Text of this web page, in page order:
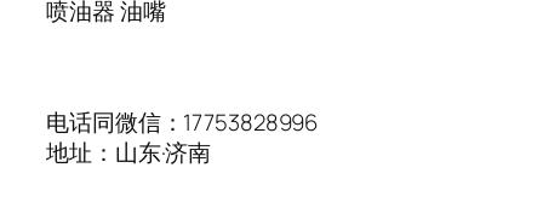
喷油器 油嘴
电话同微信：17753828996
地址：山东·济南